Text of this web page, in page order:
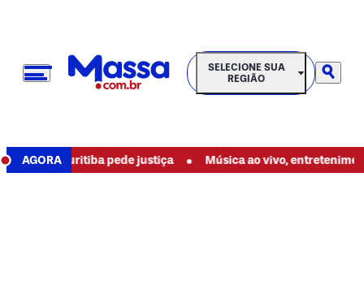
SELECIONE SUA REGIÃO
SELECIONE SUA
REGIÃO
AGORA
em Curitiba pede justiça • Música ao vivo, entretenimento e